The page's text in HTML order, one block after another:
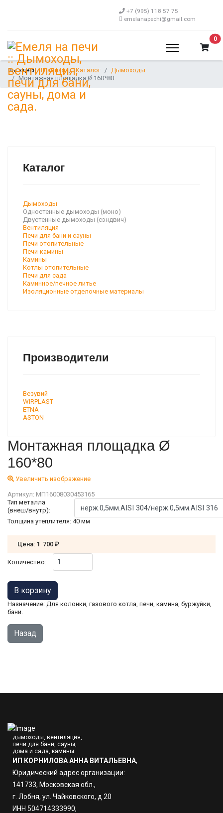
+7 (995) 118 57 75
emelanapechi@gmail.com
0В
Вы здесь:Главная Каталог
Дымоходы
Монтажная площадка Ø 160*80
Каталог
Дымоходы
Одностенные дымоходы (моно)
Двустенные дымоходы (сэндвич)
Вентиляция
Печи для бани и сауны
Печи отопительные
Печи-камины
Камины
Котлы отопительные
Печи для сада
Каминное/печное литье
Изоляционные отделочные материалы
Производители
Везувий
WIRPLAST
ETNA
ASTON
Монтажная площадка Ø
160*80
Увеличить изображение
Артикул: МП16008030453165
Тип металла
(внеш/внутр):
Толщина утеплителя: 40 мм
Цена: 1 700 ₽
Количество:
Назначение: Для колонки, газового котла, печи, камина, буржуйки,
бани.
дымоходы, вентиляция,
печи для бани, сауны,
дома и сада, камины.
ИП КОРНИЛОВА АННА ВИТАЛЬЕВНА,
Юридический адрес организации:
141733, Московская обл.,
г. Лобня, ул. Чайковского, д 20
ИНН 504714333990,